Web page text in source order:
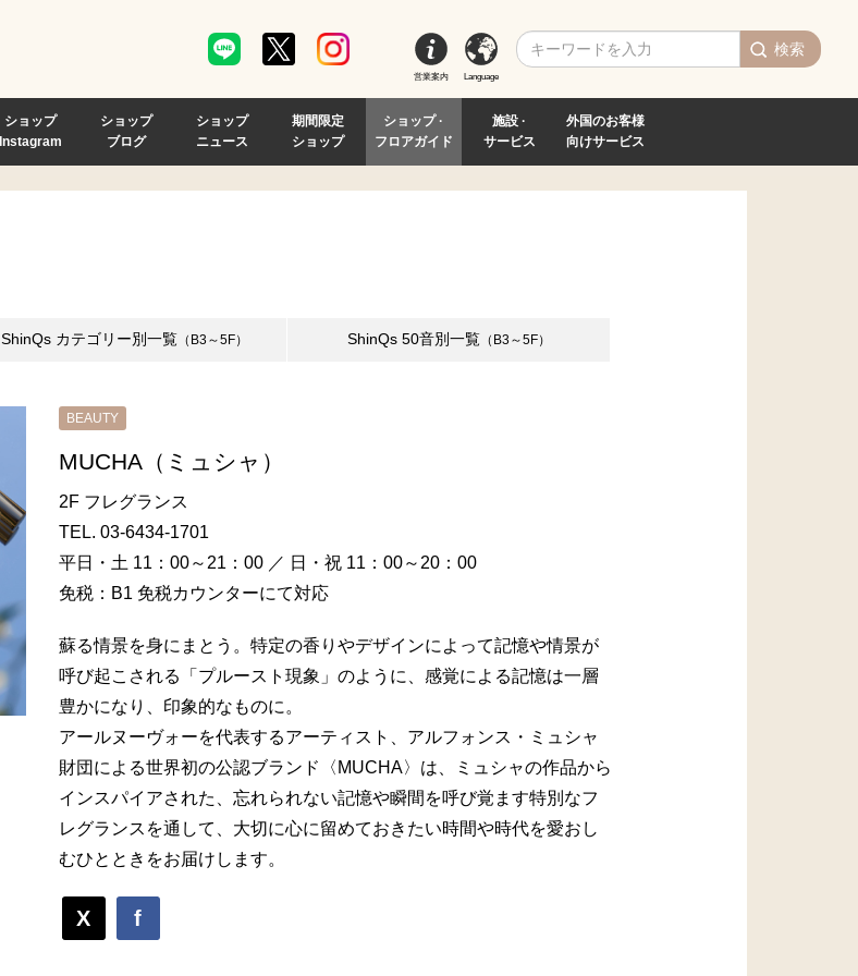
営業案内 Language
検索
ショップ
Instagram
ショップ
ブログ
ショップ
ニュース
期間限定
ショップ
ショップ ·
フロアガイド
施設 ·
サービス
外国のお客様
向けサービス
ShinQs カテゴリー別一覧 （B3～5F） ShinQs 50音別一覧 （B3～5F）
BEAUTY
MUCHA（ミュシャ）
2F フレグランス
TEL. 03-6434-1701
平日・土 11：00～21：00 ／ 日・祝 11：00～20：00
免税：B1 免税カウンターにて対応
蘇る情景を身にまとう。特定の香りやデザインによって記憶や情景が
呼び起こされる「プルースト現象」のように、感覚による記憶は一層
豊かになり、印象的なものに。
アールヌーヴォーを代表するアーティスト、アルフォンス・ミュシャ
財団による世界初の公認ブランド〈MUCHA〉は、ミュシャの作品から
インスパイアされた、忘れられない記憶や瞬間を呼び覚ます特別なフ
レグランスを通して、大切に心に留めておきたい時間や時代を愛おし
むひとときをお届けします。
X f